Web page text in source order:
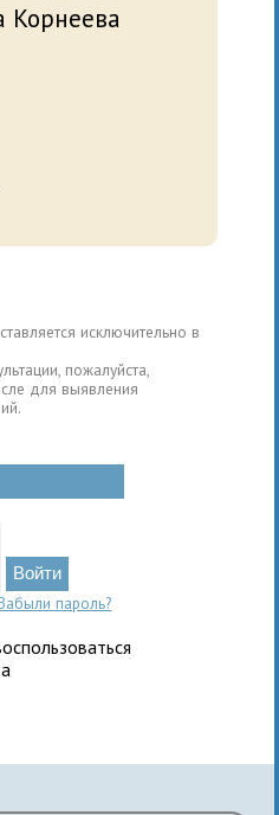
Корнеева
исключительно в
пожалуйста,
для выявления
пароль?